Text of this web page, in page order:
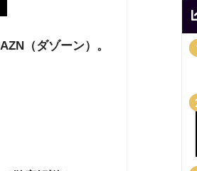
（ダゾーン）。